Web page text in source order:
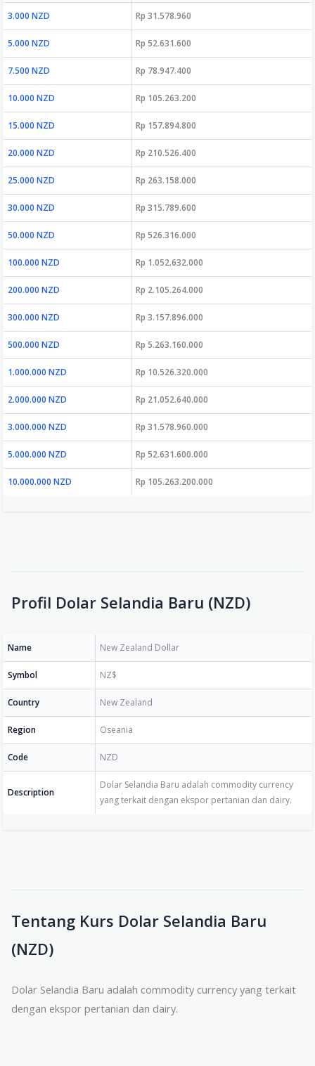
3.000 NZD Rp 31.578.960
5.000 NZD Rp 52.631.600
7.500 NZD Rp 78.947.400
10.000 NZD Rp 105.263.200
15.000 NZD Rp 157.894.800
20.000 NZD Rp 210.526.400
25.000 NZD Rp 263.158.000
30.000 NZD Rp 315.789.600
50.000 NZD Rp 526.316.000
100.000 NZD Rp 1.052.632.000
200.000 NZD Rp 2.105.264.000
300.000 NZD Rp 3.157.896.000
500.000 NZD Rp 5.263.160.000
1.000.000 NZD Rp 10.526.320.000
2.000.000 NZD Rp 21.052.640.000
3.000.000 NZD Rp 31.578.960.000
5.000.000 NZD Rp 52.631.600.000
10.000.000 NZD Rp 105.263.200.000
Profil Dolar Selandia Baru (NZD)
Name New Zealand Dollar
Symbol NZ$
Country New Zealand
Region Oseania
Code NZD
Description
Dolar Selandia Baru adalah commodity currency
yang terkait dengan ekspor pertanian dan dairy.
Tentang Kurs Dolar Selandia Baru
(NZD)
Dolar Selandia Baru adalah commodity currency yang terkait
dengan ekspor pertanian dan dairy.